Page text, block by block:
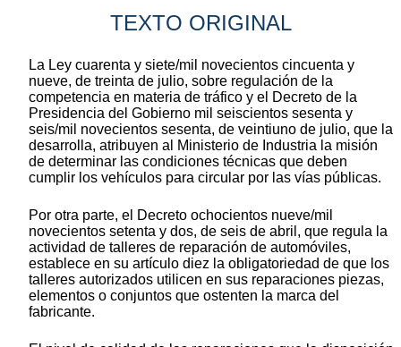
TEXTO ORIGINAL
La Ley cuarenta y siete/mil novecientos cincuenta y
nueve, de treinta de julio, sobre regulación de la
competencia en materia de tráfico y el Decreto de la
Presidencia del Gobierno mil seiscientos sesenta y
seis/mil novecientos sesenta, de veintiuno de julio, que la
desarrolla, atribuyen al Ministerio de Industria la misión
de determinar las condiciones técnicas que deben
cumplir los vehículos para circular por las vías públicas.
Por otra parte, el Decreto ochocientos nueve/mil
novecientos setenta y dos, de seis de abril, que regula la
actividad de talleres de reparación de automóviles,
establece en su artículo diez la obligatoriedad de que los
talleres autorizados utilicen en sus reparaciones piezas,
elementos o conjuntos que ostenten la marca del
fabricante.